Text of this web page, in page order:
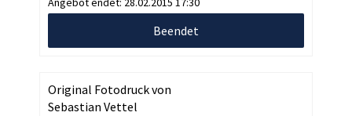
Beendet
Original Fotodruck von
Sebastian Vettel